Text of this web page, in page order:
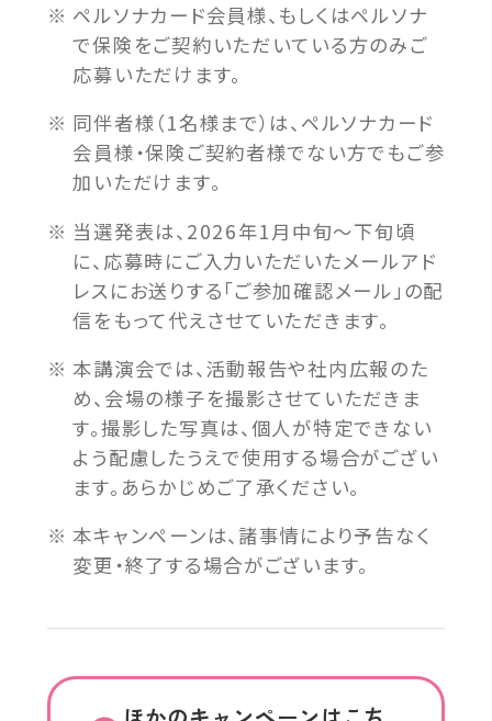
ペルソナカード会員様、もしくはペルソナ
で保険をご契約いただいている方のみご
応募いただけます。
同伴者様（1名様まで）は、ペルソナカード
会員様・保険ご契約者様でない方でもご参
加いただけます。
当選発表は、 2026年1月 中旬～下旬頃
に、応募時にご入力いただいたメールアド
レスにお送りする「ご参加確認メール」の配
信をもって代えさせていただきます。
本講演会では、活動報告や社内広報のた
め、会場の様子を撮影させていただきま
す。撮影した写真は、個人が特定できない
よう配慮したうえで使用する場合がござい
ます。あらかじめご了承ください。
本キャンペーンは、諸事情により予告なく
変更・終了する場合がございます。